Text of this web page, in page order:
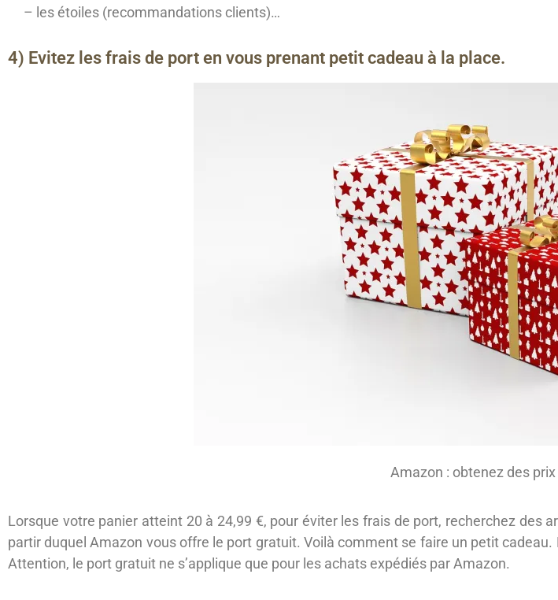
– les étoiles (recommandations clients)…
4) Evitez les frais de port en vous prenant petit cadeau à la place.
Amazon : obtenez des
Lorsque votre panier atteint 20 à 24,99 €, pour éviter les frais de port, recherchez des
partir duquel Amazon vous offre le port gratuit. Voilà comment se faire un petit
Attention, le port gratuit ne s’applique que pour les achats expédiés par Amazon.